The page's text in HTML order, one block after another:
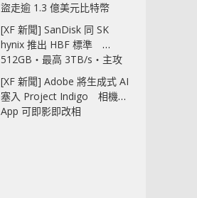
盜走逾 1.3 億美元比特幣
[XF 新聞] SanDisk 同 SK
hynix 推出 HBF 標準
512GB‧最高 3TB/s‧主攻
AI 記憶體
[XF 新聞] Adobe 將生成式 AI
塞入 Project Indigo 相機
App 可即影即改相